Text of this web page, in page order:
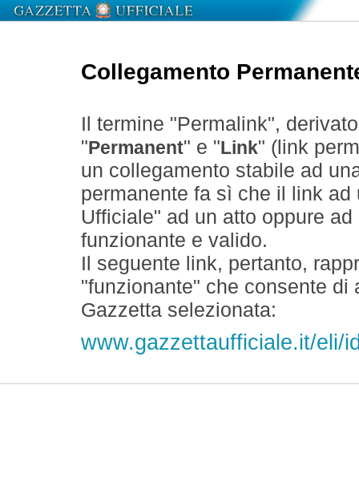
Collegamento
Il termine "Permalink",
" Permanent" e " Link" (link
un collegamento stabile ad
permanente fa sì che il link
Ufficiale" ad un atto oppure
funzionante e valido.
Il seguente link, pertanto,
"funzionante" che consente
Gazzetta selezionata:
www.gazzettaufficiale.it/eli/